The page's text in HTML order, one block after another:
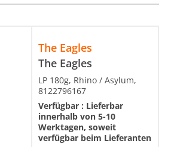
The Eagles
The Eagles
LP 180g, Rhino / Asylum,
8122796167
Verfügbar : Lieferbar
innerhalb von 5-10
Werktagen, soweit
verfügbar beim Lieferanten